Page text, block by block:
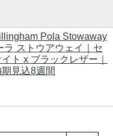
Pola Stowaway
ラ ストウアウェイ｜セ
ト x ブラックレザー｜
見込8週間